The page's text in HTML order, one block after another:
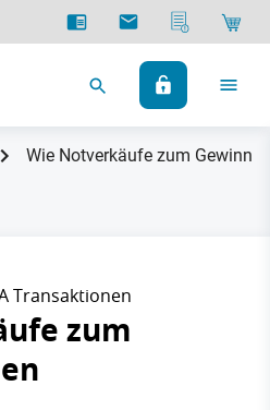
Wie Notverkäufe zum Gewinn
Transaktionen
zum